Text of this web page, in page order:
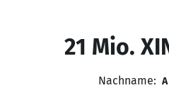
21 Mio.
Nachname: A